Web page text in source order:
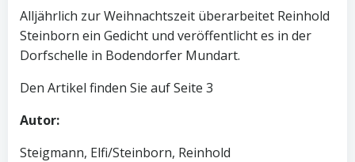
Alljährlich zur Weihnachtszeit überarbeitet Reinhold
Steinborn ein Gedicht und veröffentlicht es in der
Dorfschelle in Bodendorfer Mundart.
Den Artikel finden Sie auf Seite 3
Autor:
Steigmann, Elfi/Steinborn, Reinhold